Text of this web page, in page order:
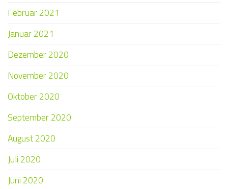
Februar 2021
Januar 2021
Dezember 2020
November 2020
Oktober 2020
September 2020
August 2020
Juli 2020
Juni 2020